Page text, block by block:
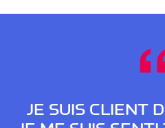
JE SUIS CLIENT